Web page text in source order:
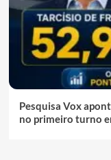
Pesquisa Vox
no primeiro turno